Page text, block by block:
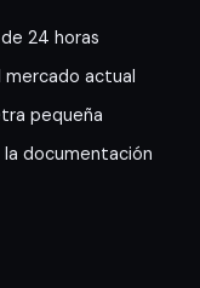
24 horas
mercado actual
pequeña
documentación